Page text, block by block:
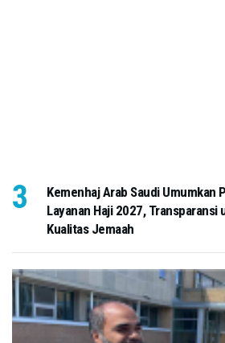
Kemenhaj Arab Saudi Umumkan
Layanan Haji 2027,
Kualitas Jemaah